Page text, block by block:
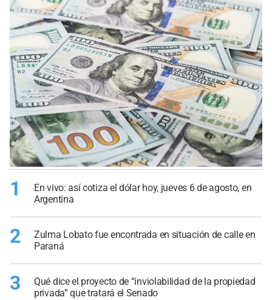
1
En vivo: así cotiza el dólar hoy, jueves 6 de agosto, en
Argentina
2
Zulma Lobato fue encontrada en situación de calle en
Paraná
3
Qué dice el proyecto de “inviolabilidad de la propiedad
privada” que tratará el Senado